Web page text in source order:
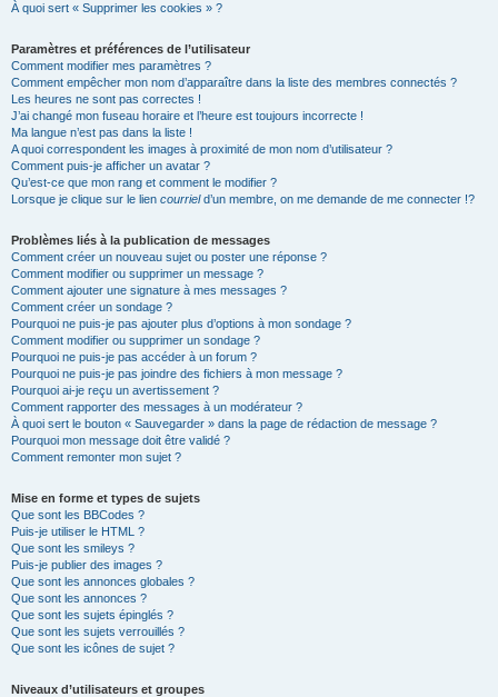
À quoi sert « Supprimer les cookies » ?
Paramètres et préférences de l’utilisateur
Comment modifier mes paramètres ?
Comment empêcher mon nom d’apparaître dans la liste des membres connectés ?
Les heures ne sont pas correctes !
J’ai changé mon fuseau horaire et l’heure est toujours incorrecte !
Ma langue n’est pas dans la liste !
A quoi correspondent les images à proximité de mon nom d’utilisateur ?
Comment puis-je afficher un avatar ?
Qu’est-ce que mon rang et comment le modifier ?
Lorsque je clique sur le lien courrield’un membre, on me demande de me connecter !?
Problèmes liés à la publication de messages
Comment créer un nouveau sujet ou poster une réponse ?
Comment modifier ou supprimer un message ?
Comment ajouter une signature à mes messages ?
Comment créer un sondage ?
Pourquoi ne puis-je pas ajouter plus d’options à mon sondage ?
Comment modifier ou supprimer un sondage ?
Pourquoi ne puis-je pas accéder à un forum ?
Pourquoi ne puis-je pas joindre des fichiers à mon message ?
Pourquoi ai-je reçu un avertissement ?
Comment rapporter des messages à un modérateur ?
À quoi sert le bouton « Sauvegarder » dans la page de rédaction de message ?
Pourquoi mon message doit être validé ?
Comment remonter mon sujet ?
Mise en forme et types de sujets
Que sont les BBCodes ?
Puis-je utiliser le HTML ?
Que sont les smileys ?
Puis-je publier des images ?
Que sont les annonces globales ?
Que sont les annonces ?
Que sont les sujets épinglés ?
Que sont les sujets verrouillés ?
Que sont les icônes de sujet ?
Niveaux d’utilisateurs et groupes